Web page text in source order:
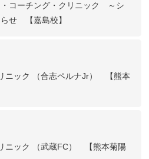
コーチング・クリニック ～シ
せ 【嘉島校】
ニック （合志ペルナJr） 【熊本
ニック （武蔵FC） 【熊本菊陽